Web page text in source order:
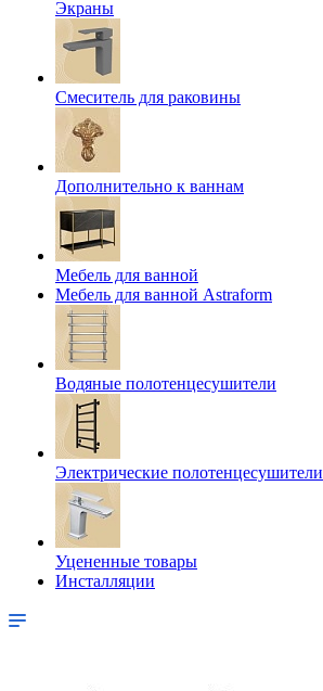
Экраны
Смеситель для раковины
Дополнительно к ваннам
Мебель для ванной
Мебель для ванной Astraform
Водяные полотенцесушители
Электрические полотенцесушители
Уцененные товары
Инсталляции